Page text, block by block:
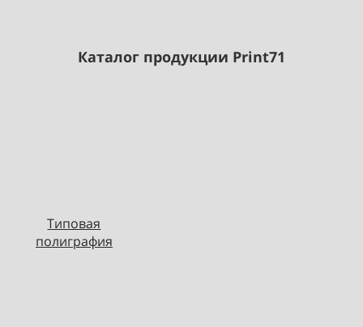
Каталог продукции Print71
Типовая
полиграфия